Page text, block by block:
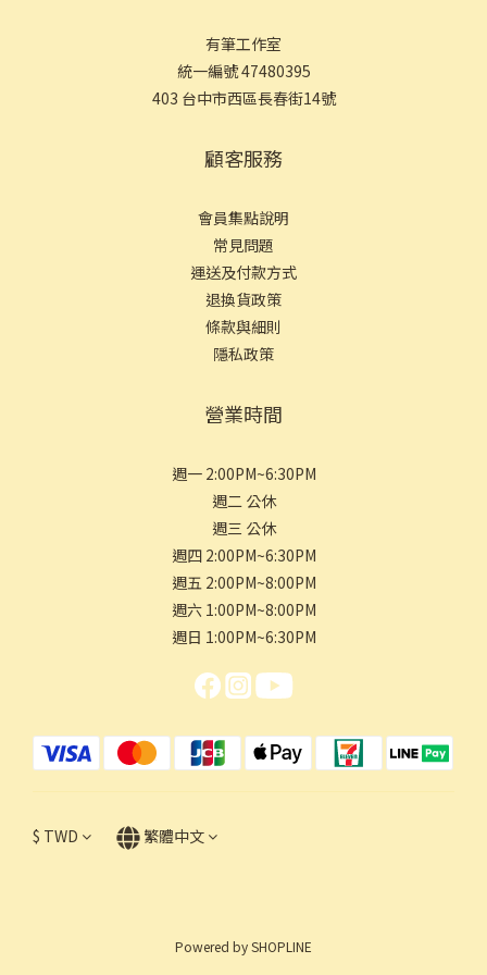
有筆工作室
統一編號 47480395
403 台中市西區長春街14號
顧客服務
會員集點說明
常見問題
運送及付款方式
退換貨政策
條款與細則
隱私政策
營業時間
週一 2:00PM~6:30PM
週二 公休
週三 公休
週四 2:00PM~6:30PM
週五 2:00PM~8:00PM
週六 1:00PM~8:00PM
週日 1:00PM~6:30PM
$ TWD 繁體中文
Powered by SHOPLINE